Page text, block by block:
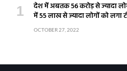
देश में अबतक 56 करोड़ से ज्यादा
में 55 लाख से ज्यादा लोगों को लगा
OCTOBER 27, 2022